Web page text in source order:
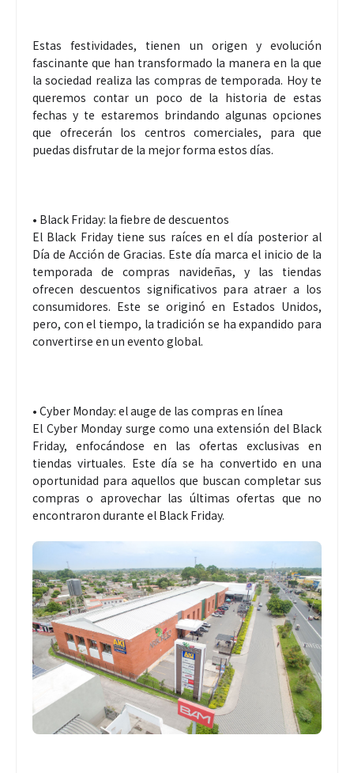
Estas festividades, tienen un origen y evolución
fascinante que han transformado la manera en la que
la sociedad realiza las compras de temporada. Hoy te
queremos contar un poco de la historia de estas
fechas y te estaremos brindando algunas opciones
que ofrecerán los centros comerciales, para que
puedas disfrutar de la mejor forma estos días.
• Black Friday: la fiebre de descuentos
El Black Friday tiene sus raíces en el día posterior al
Día de Acción de Gracias. Este día marca el inicio de la
temporada de compras navideñas, y las tiendas
ofrecen descuentos significativos para atraer a los
consumidores. Este se originó en Estados Unidos,
pero, con el tiempo, la tradición se ha expandido para
convertirse en un evento global.
• Cyber Monday: el auge de las compras en línea
El Cyber Monday surge como una extensión del Black
Friday, enfocándose en las ofertas exclusivas en
tiendas virtuales. Este día se ha convertido en una
oportunidad para aquellos que buscan completar sus
compras o aprovechar las últimas ofertas que no
encontraron durante el Black Friday.